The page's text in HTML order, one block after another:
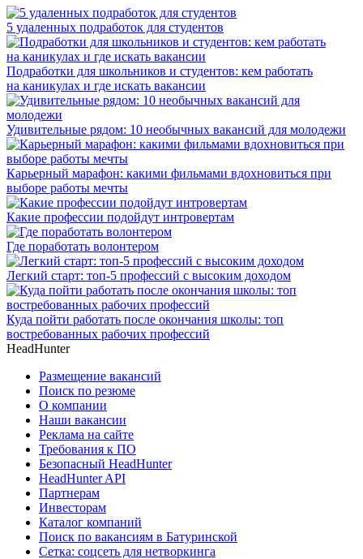
5 удаленных подработок для студентов
Подработки для школьников и студентов: кем работать
на каникулах и где искать вакансии
Удивительные рядом: 10 необычных вакансий для молодежи
Карьерный марафон: какими фильмами вдохновиться при
выборе работы мечты
Какие профессии подойдут интровертам
Где поработать волонтером
Легкий старт: топ-5 профессий с высоким доходом
Куда пойти работать после окончания школы: топ
востребованных рабочих профессий
HeadHunter
Размещение вакансий
Поиск по резюме
О компании
Наши вакансии
Реклама на сайте
Требования к ПО
Безопасный HeadHunter
HeadHunter API
Партнерам
Инвесторам
Каталог компаний
Поиск по вакансиям в Батуринской
Сетка: соцсеть для нетворкинга